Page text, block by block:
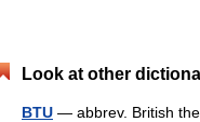
Look at other
BTU — abbrev. British